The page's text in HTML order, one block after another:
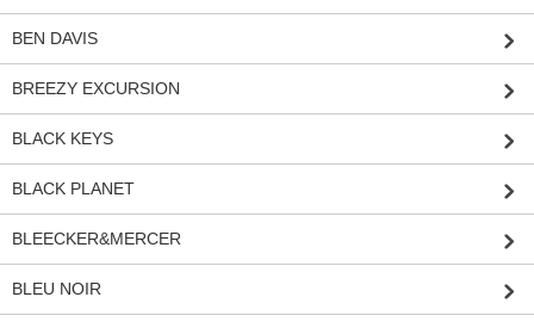
BEN DAVIS
BREEZY EXCURSION
BLACK KEYS
BLACK PLANET
BLEECKER&MERCER
BLEU NOIR